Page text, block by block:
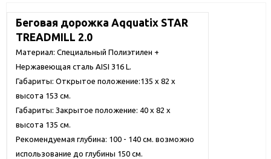
Беговая дорожка Aqquatix STAR
TREADMILL 2.0
Материал: Специальный Полиэтилен +
Нержавеющая сталь AISI 316 L.
Габариты: Открытое положение:135 x 82 x
высота 153 см.
Габариты: Закрытое положение: 40 x 82 x
высота 135 см.
Рекомендуемая глубина: 100 - 140 см. возможно
использование до глубины 150 см.